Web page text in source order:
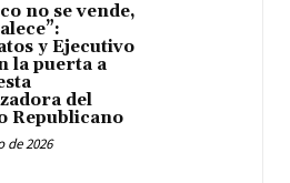
no se vende,
y Ejecutivo
la puerta a
del
Republicano
de 2026